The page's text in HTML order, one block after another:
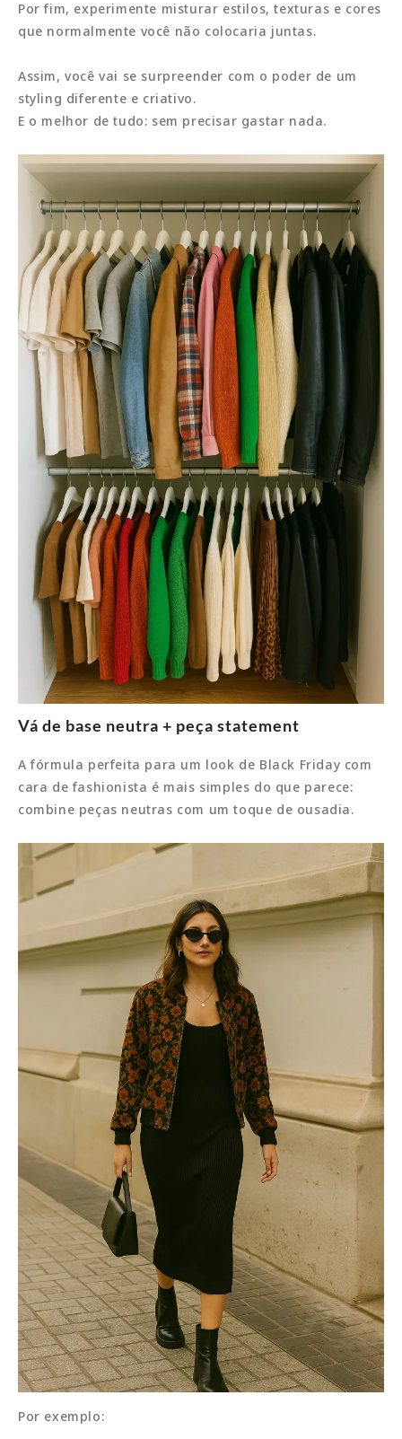
Por fim, experimente misturar estilos, texturas e cores
que normalmente você não colocaria juntas.
Assim, você vai se surpreender com o poder de um
styling diferente e criativo.
E o melhor de tudo: sem precisar gastar nada.
Vá de base neutra + peça statement
A fórmula perfeita para um look de Black Friday com
cara de fashionista é mais simples do que parece:
combine peças neutras com um toque de ousadia.
Por exemplo: